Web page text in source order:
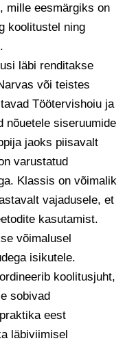
mille eesmärgiks on
koolitustel ning
läbi renditakse
või teistes
Töötervishoiu ja
nõuetele siseruumide
jaoks piisavalt
varustatud
Klassis on võimalik
vajadusele, et
kasutamist.
võimalusel
isikutele.
koolitusjuht,
sobivad
eest
läbiviimisel